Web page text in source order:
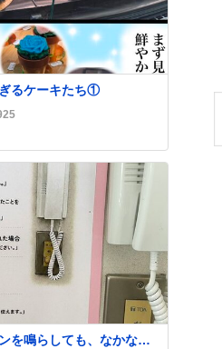
るケーキたち①
を鳴らしても、なかなか